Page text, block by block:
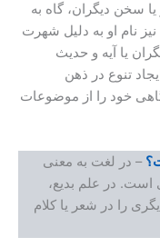
سخن دیگران، گاه به
نام او به دلیل شهرت
یا آیه و حدیث
تنوع در ذهن
خود را از موضوعات
– در لغت به معنی
در علم بدیع،
را در شعر یا کلام